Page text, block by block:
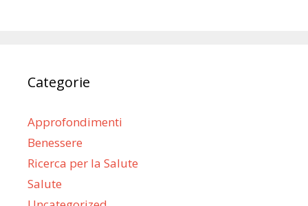
Categorie
Approfondimenti
Benessere
Ricerca per la Salute
Salute